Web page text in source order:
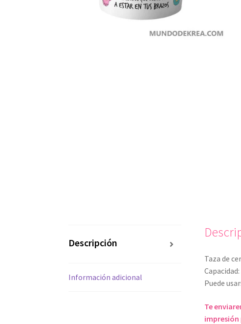
Descripción
Información adicional
Taza de
Puede
Te
impresión